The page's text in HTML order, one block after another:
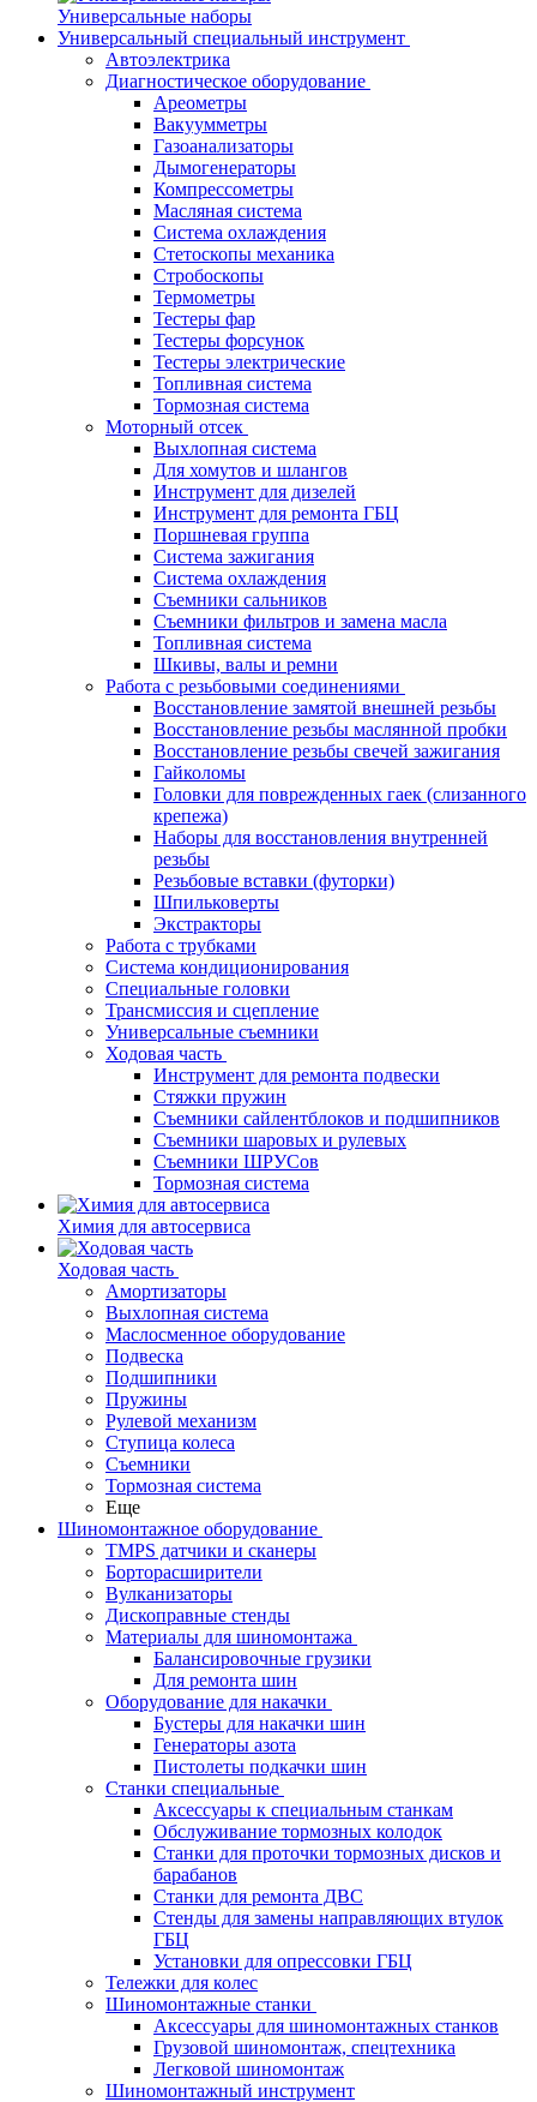
Универсальные наборы
Универсальный специальный инструмент
Автоэлектрика
Диагностическое оборудование
Ареометры
Вакуумметры
Газоанализаторы
Дымогенераторы
Компрессометры
Масляная система
Система охлаждения
Стетоскопы механика
Стробоскопы
Термометры
Тестеры фар
Тестеры форсунок
Тестеры электрические
Топливная система
Тормозная система
Моторный отсек
Выхлопная система
Для хомутов и шлангов
Инструмент для дизелей
Инструмент для ремонта ГБЦ
Поршневая группа
Система зажигания
Система охлаждения
Съемники сальников
Съемники фильтров и замена масла
Топливная система
Шкивы, валы и ремни
Работа с резьбовыми соединениями
Восстановление замятой внешней резьбы
Восстановление резьбы маслянной пробки
Восстановление резьбы свечей зажигания
Гайколомы
Головки для поврежденных гаек (слизанного
крепежа)
Наборы для восстановления внутренней
резьбы
Резьбовые вставки (футорки)
Шпильковерты
Экстракторы
Работа с трубками
Система кондиционирования
Специальные головки
Трансмиссия и сцепление
Универсальные съемники
Ходовая часть
Инструмент для ремонта подвески
Стяжки пружин
Съемники сайлентблоков и подшипников
Съемники шаровых и рулевых
Съемники ШРУСов
Тормозная система
Химия для автосервиса
Ходовая часть
Амортизаторы
Выхлопная система
Маслосменное оборудование
Подвеска
Подшипники
Пружины
Рулевой механизм
Ступица колеса
Съемники
Тормозная система
Еще
Шиномонтажное оборудование
TMPS датчики и сканеры
Борторасширители
Вулканизаторы
Дископравные стенды
Материалы для шиномонтажа
Балансировочные грузики
Для ремонта шин
Оборудование для накачки
Бустеры для накачки шин
Генераторы азота
Пистолеты подкачки шин
Станки специальные
Аксессуары к специальным станкам
Обслуживание тормозных колодок
Станки для проточки тормозных дисков и
барабанов
Станки для ремонта ДВС
Стенды для замены направляющих втулок
ГБЦ
Установки для опрессовки ГБЦ
Тележки для колес
Шиномонтажные станки
Аксессуары для шиномонтажных станков
Грузовой шиномонтаж, спецтехника
Легковой шиномонтаж
Шиномонтажный инструмент